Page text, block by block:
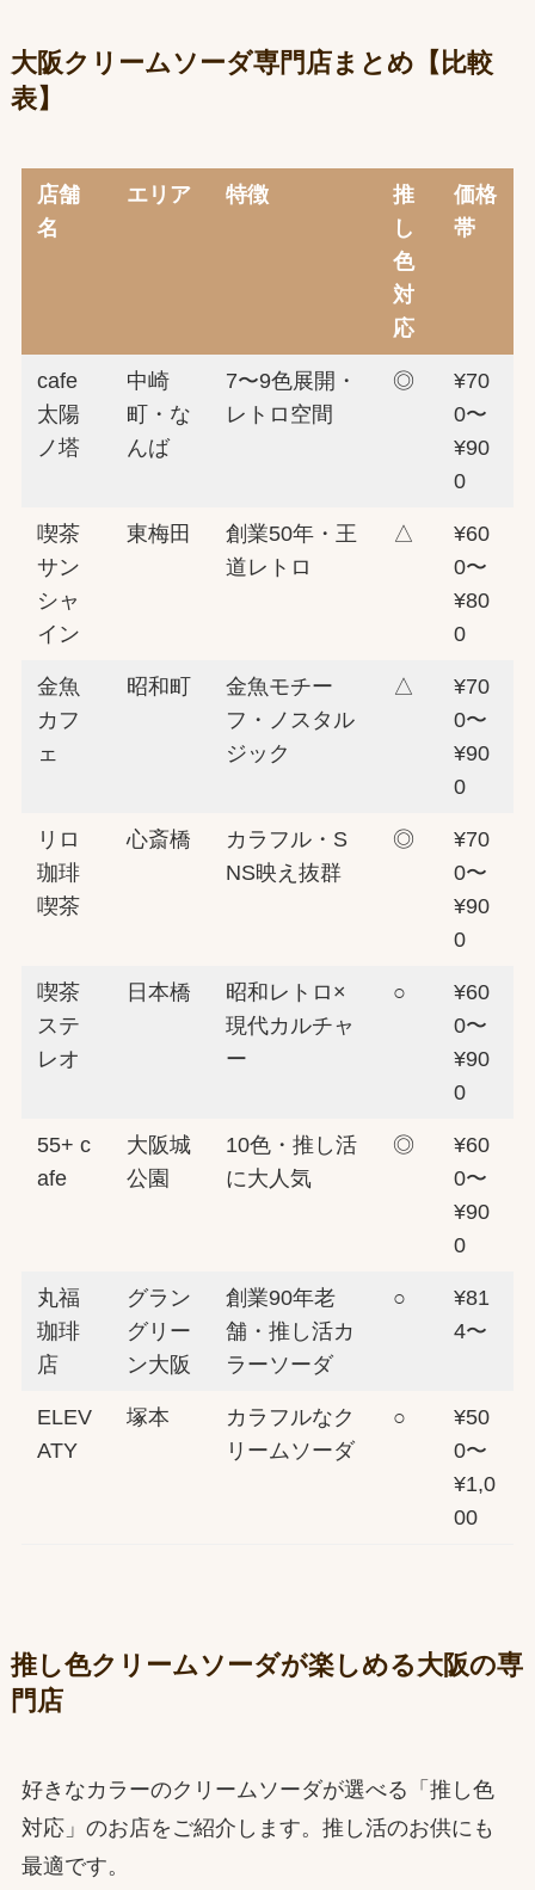
大阪クリームソーダ専門店まとめ【比較
表】
店舗
名
エリア 特徴
推
し
色
対
応
価格
帯
cafe
太陽
ノ塔
中崎
町・な
んば
7〜9色展開・
レトロ空間
◎
¥70
0〜
¥90
0
喫茶
サン
シャ
イン
東梅田
創業50年・王
道レトロ
△
¥60
0〜
¥80
0
金魚
カフ
ェ
昭和町
金魚モチー
フ・ノスタル
ジック
△
¥70
0〜
¥90
0
リロ
珈琲
喫茶
心斎橋
カラフル・S
NS映え抜群
◎
¥70
0〜
¥90
0
喫茶
ステ
レオ
日本橋
昭和レトロ×
現代カルチャ
ー
○
¥60
0〜
¥90
0
55+ c
afe
大阪城
公園
10色・推し活
に大人気
◎
¥60
0〜
¥90
0
丸福
珈琲
店
グラン
グリー
ン大阪
創業90年老
舗・推し活カ
ラーソーダ
○
¥81
4〜
ELEV
ATY
塚本
カラフルなク
リームソーダ
○
¥50
0〜
¥1,0
00
推し色クリームソーダが楽しめる大阪の専
門店
好きなカラーのクリームソーダが選べる「推し色
対応」のお店をご紹介します。推し活のお供にも
最適です。